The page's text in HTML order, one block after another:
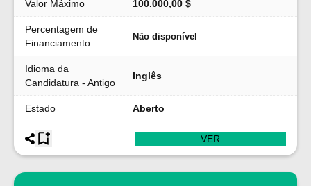
Valor Máximo 100.000,00 $
Percentagem de
Financiamento
Não disponível
Idioma da
Candidatura - Antigo
Inglês
Estado Aberto
VER